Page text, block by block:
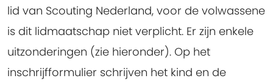
lid van Scouting Nederland, voor de volwassene
is dit lidmaatschap niet verplicht. Er zijn enkele
uitzonderingen (zie hieronder). Op het
inschrijfformulier schrijven het kind en de